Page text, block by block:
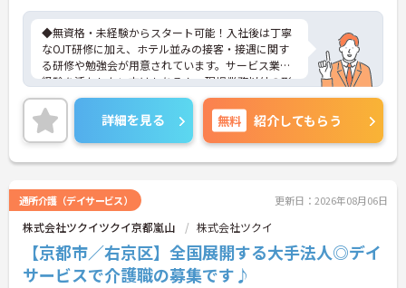
◆無資格・未経験からスタート可能！入社後は丁寧
なOJT研修に加え、ホテル並みの接客・接遇に関す
る研修や勉強会が用意されています。サービス業の
経験を活かしたい方はもちろん、現場業務以外の形
で医療・介護業界に携わりたい方にも安心のサポー
ト体制です。
◆受付やご家族の案内といった基本業務にとどまら
ず、ご入居者様向けのイベント企画・運営や、写
真・動画を使ったSNSの更新などもお任せします。
顔を引き出せるお仕事です
◆「接客・接遇手当（最大月3万円）」や「ケアマ
イスター手当（最大月2万円）」のほか、資格取得
支援制度も完備。働きながら確かなキャリアと収入
アップを目指せる環境が整っています。
詳細を見る 無料 紹介してもらう
通所介護（デイサービス） 更新日：2026年08月06日
株式会社ツクイツクイ京都嵐山 株式会社ツクイ
【京都市／右京区】全国展開する大手法人◎デイ
サービスで介護職の募集です♪